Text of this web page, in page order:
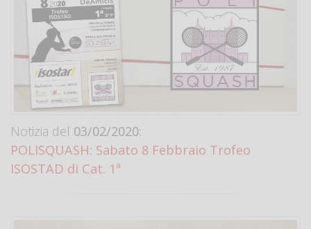
Notizia del 03/02/2020:
POLISQUASH: Sabato 8 Febbraio Trofeo
ISOSTAD di Cat. 1ª